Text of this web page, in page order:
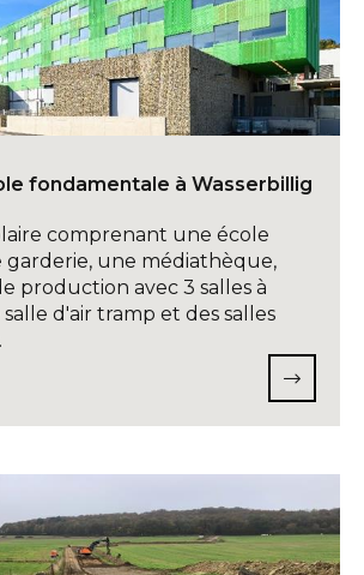
fondamentale à Wasserbillig
comprenant une école
garderie, une médiathèque,
production avec 3 salles à
d'air tramp et des salles